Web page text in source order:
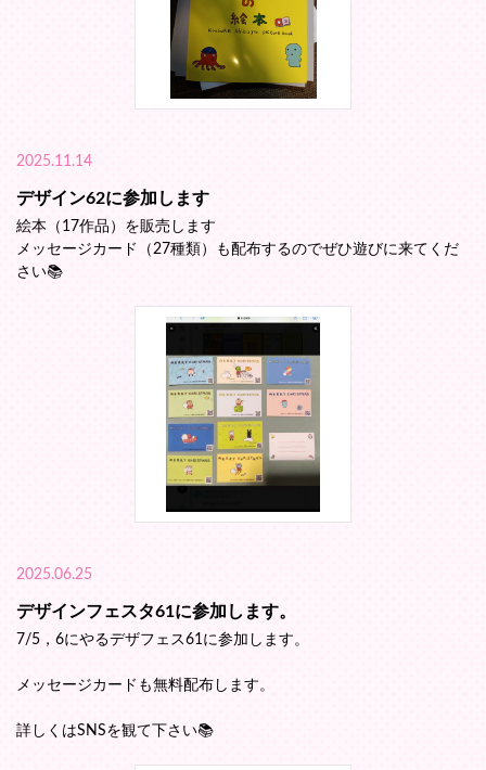
2025.11.14
デザイン62に参加します
絵本（17作品）を販売します
メッセージカード（27種類）も配布するのでぜひ遊びに来てくだ
さい📚️
2025.06.25
デザインフェスタ61に参加します。
7/5，6にやるデザフェス61に参加します。
メッセージカードも無料配布します。
詳しくはSNSを観て下さい📚️